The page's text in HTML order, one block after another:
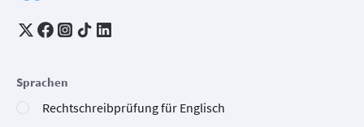
Sprachen
Rechtschreibprüfung für Englisch